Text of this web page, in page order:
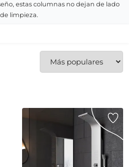
estas columnas no dejan de lado
limpieza.